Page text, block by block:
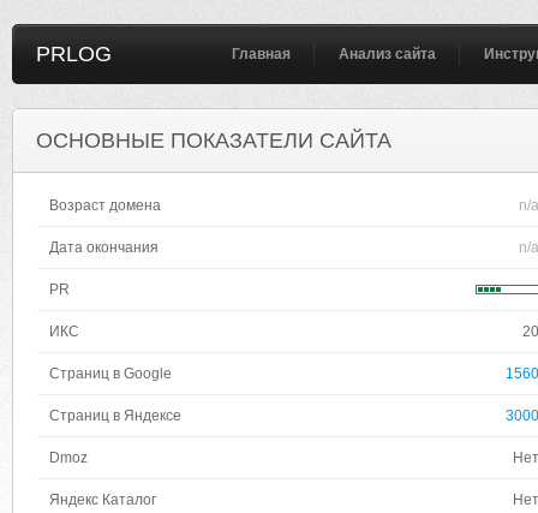
PRLOG Главная Анализ сайта
ОСНОВНЫЕ ПОКАЗАТЕЛИ САЙТА
Возраст домена n/a
Дата окончания n/a
PR
ИКС 20
Страниц в Google 1560
Страниц в Яндексе 3000
Dmoz Нет
Яндекс Каталог Нет